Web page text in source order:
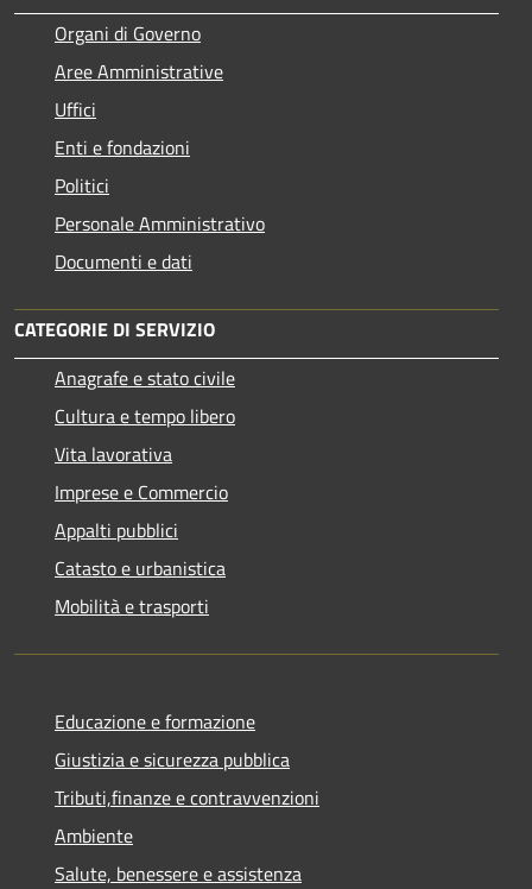
Organi di Governo
Aree Amministrative
Uffici
Enti e fondazioni
Politici
Personale Amministrativo
Documenti e dati
CATEGORIE DI SERVIZIO
Anagrafe e stato civile
Cultura e tempo libero
Vita lavorativa
Imprese e Commercio
Appalti pubblici
Catasto e urbanistica
Mobilità e trasporti
Educazione e formazione
Giustizia e sicurezza pubblica
Tributi,finanze e contravvenzioni
Ambiente
Salute, benessere e assistenza